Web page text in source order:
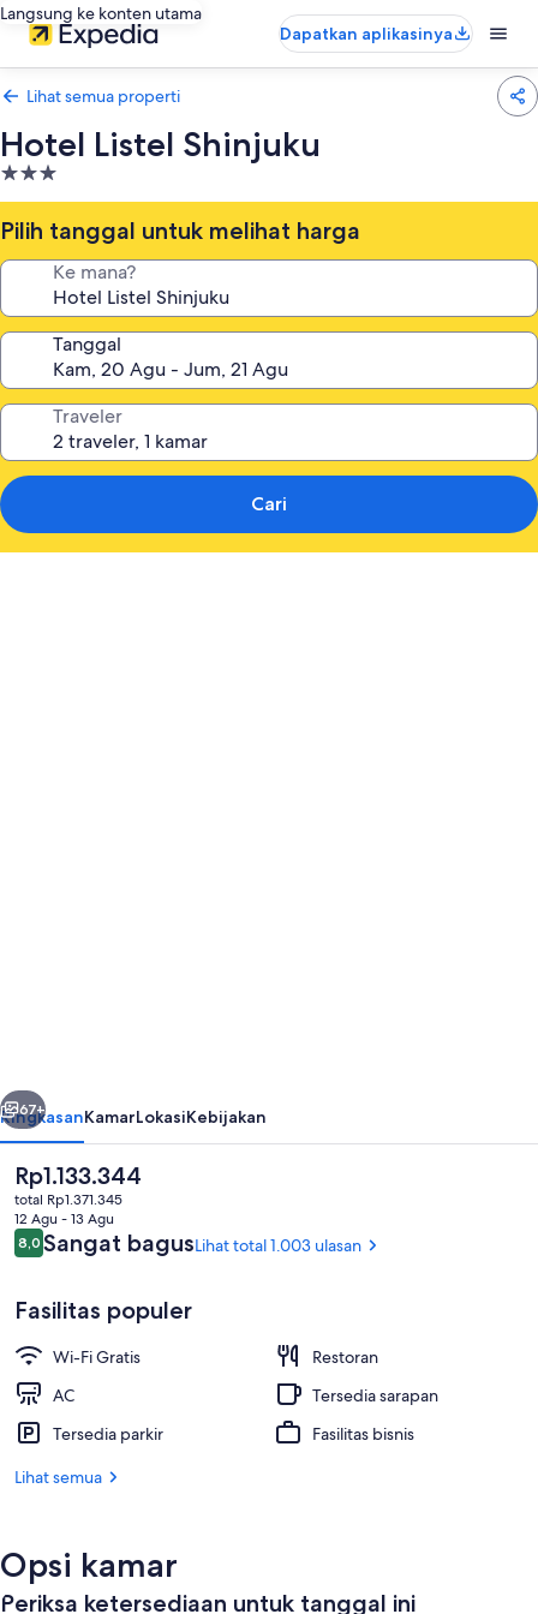
Langsung ke konten utama
Dapatkan aplikasinya
Lihat semua properti
Hotel Listel Shinjuku
Properti
bintang
3.0
Pilih tanggal untuk melihat harga
Ke mana?
Tanggal
Traveler
Cari
Melayani sarapan, makan siang, dan
Berikutnya
67+
RingkasanKamarLokasiKebijakan
Harga
saat
ini
Rp1.133.344
Rp1.133.344
total Rp1.371.345
12 Agu - 13 Agu
Ulasan
8,08,0 dari 10
Sangat bagusLihat total 1.003 ulasan
Fasilitas populer
Wi-Fi Gratis
Restoran
AC
Tersedia sarapan
Tersedia parkir
Fasilitas bisnis
Lihat semua
Opsi kamar
Periksa ketersediaan untuk tanggal ini